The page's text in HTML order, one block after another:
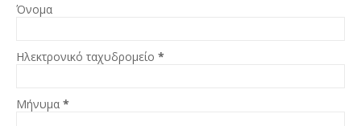
Όνομα
Ηλεκτρονικό ταχυδρομείο *
Μήνυμα *